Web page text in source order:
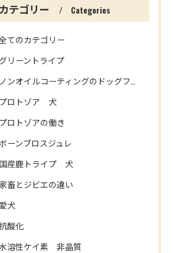
カテゴリー Categories
てのカテゴリー
グリーントライプ
ノンオイルコーティングのドッグフード
プロトゾア 犬
プロトゾアの働き
ーンブロスジュレ
国産鹿トライプ 犬
家畜とジビエの違い
愛犬
抗酸化
溶性ケイ素 非晶質